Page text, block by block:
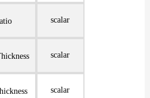
scalar
scalar
scalar